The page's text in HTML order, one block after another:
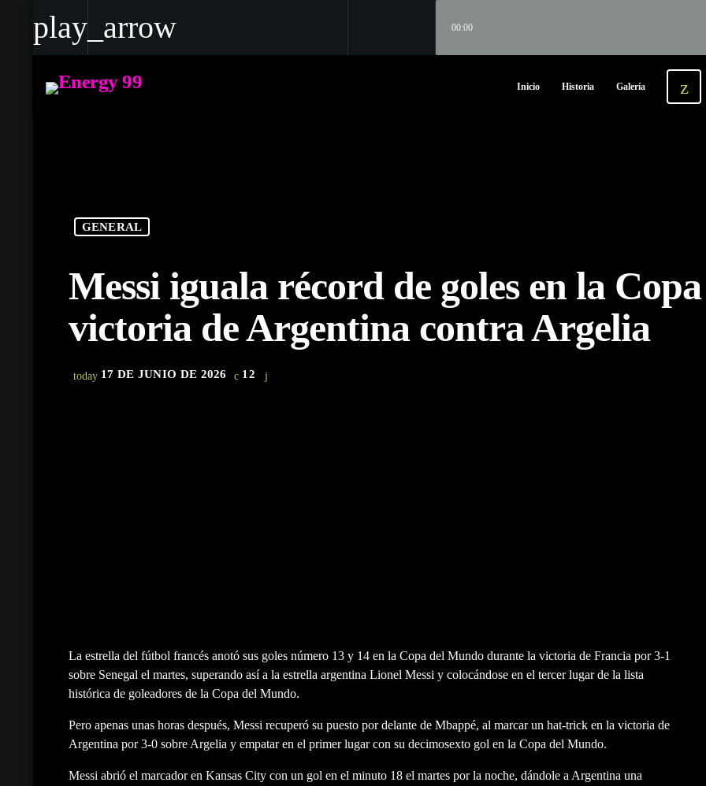
play_arrow 00:00
play_arrow
Energy 99
Cargándote de Energía Inicio Historia Galería
GENERAL
Messi iguala récord de goles en la
victoria de Argentina contra Argelia
today 17 DE JUNIO DE 2026 12
La estrella del fútbol francés anotó sus goles número 13 y 14 en la Copa del Mundo durante la victoria de Francia por 3-1
sobre Senegal el martes, superando así a la estrella argentina Lionel Messi y colocándose en el tercer lugar de la lista
histórica de goleadores de la Copa del Mundo.
Pero apenas unas horas después, Messi recuperó su puesto por delante de Mbappé, al marcar un hat-trick en la victoria de
Argentina por 3-0 sobre Argelia y empatar en el primer lugar con su decimosexto gol en la Copa del Mundo.
Messi abrió el marcador en Kansas City con un gol en el minuto 18 el martes por la noche, dándole a Argentina una